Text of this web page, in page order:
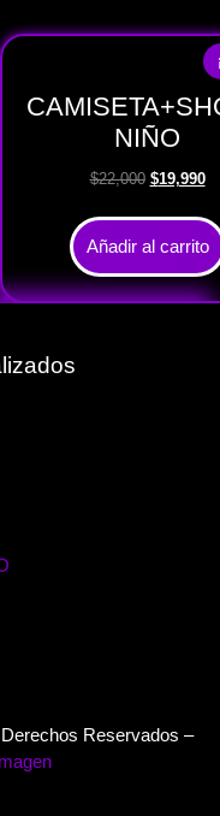
NIÑO
$22,000 $19,990
Añadir al carrito
Reservados –